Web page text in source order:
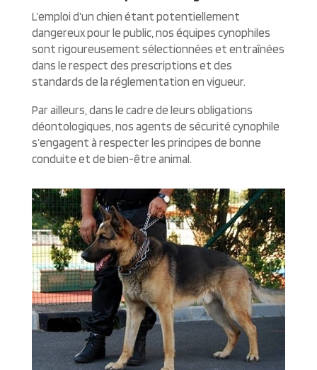
L’emploi d’un chien étant potentiellement
dangereux pour le public, nos équipes cynophiles
sont rigoureusement sélectionnées et entraînées
dans le respect des prescriptions et des
standards de la réglementation en vigueur.
Par ailleurs, dans le cadre de leurs obligations
déontologiques, nos agents de sécurité cynophile
s’engagent à respecter les principes de bonne
conduite et de bien-être animal.